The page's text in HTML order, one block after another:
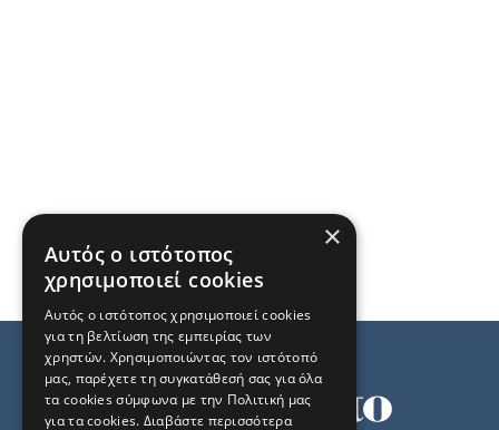
×
Αυτός ο ιστότοπος
χρησιμοποιεί cookies
Αυτός ο ιστότοπος χρησιμοποιεί cookies
για τη βελτίωση της εμπειρίας των
χρηστών. Χρησιμοποιώντας τον ιστότοπό
μας, παρέχετε τη συγκατάθεσή σας για όλα
τα cookies σύμφωνα με την Πολιτική μας
για τα cookies. Διαβάστε περισσότερα